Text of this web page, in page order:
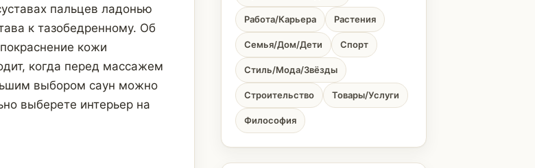
пальцев ладонью
к тазобедренному. Об
кожи
когда перед массажем
выбором саун можно
выберете интерьер на
Работа/Карьера Растения
Семья/Дом/Дети Спорт
Стиль/Мода/Звёзды
Строительство Товары/Услуги
Философия